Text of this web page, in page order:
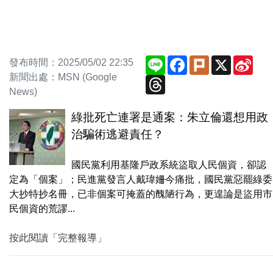
發布時間：2025/05/02 22:35
新聞出處：MSN (Google
News)
Line Facebook
PlurkX
Sina
Threads
綠批死亡連署是通案：朱立倫還想用政
治騙術逃避責任？
國民黨利用基隆戶政系統盜取人民個資，卻認
定為「個案」；民進黨發言人戴瑋姍今痛批，國民黨惡罷綠委
大抄特抄名冊，已非個案可掩蓋的醜陋行為，更遑論是盜用市
民個資的荒謬...
按此閱讀「完整報導」